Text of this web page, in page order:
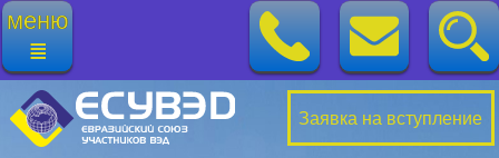
меню
≣
Заявка на вступление